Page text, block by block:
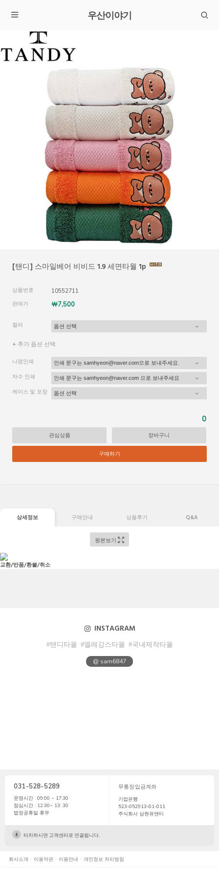
우산이야기
[탠디] 스마일베어 비비드 1.9 세면타월 1p
상품번호 10552711
판매가 ￦7,500
컬러
+ 추가 옵션 선택
나염인쇄
자수 인쇄
케이스 및 포장
0
관심상품 장바구니
구매하기
상세정보 구매안내 상품후기 Q&A
원본보기
교환/반품/환불/취소
INSTAGRAM
#탠디타올 #엘레강스타올 #국내제작타올
@ sam6847
031-528-5289
운영시간 : 09:00 ~ 17:30
점심시간 : 12:30~ 13: 30
법정공휴일 휴무
무통장입금계좌
기업은행
523-052913-01-011
주식회사 삼현유앤티
터치하시면 고객센터로 연결됩니다.
회사소개 이용약관 이용안내 개인정보 처리방침